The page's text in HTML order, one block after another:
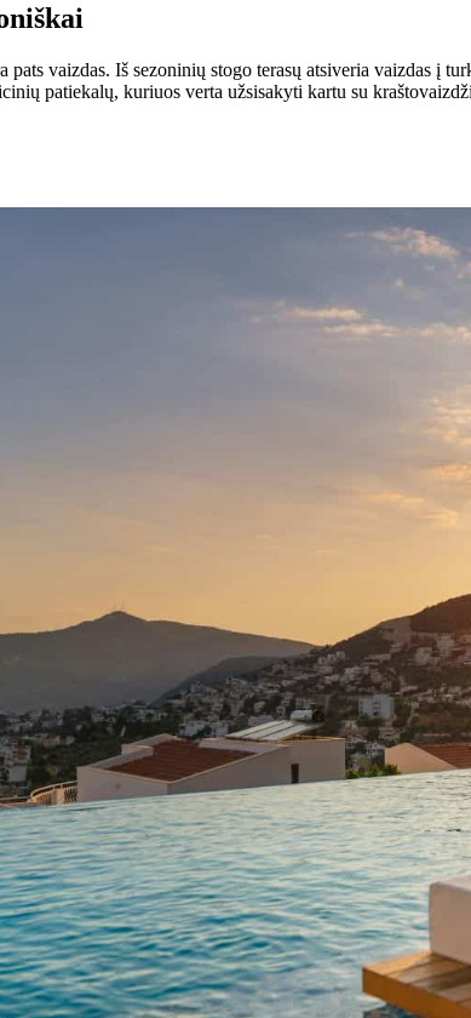
vaizdas. Iš sezoninių stogo terasų atsiveria vaizdas į
patiekalų, kuriuos verta užsisakyti kartu su